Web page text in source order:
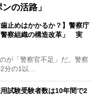
の活路」
歯止めはかかるか？】警察庁
察組織の構造改革」 実
が「警察官不足」だ。警察
分の1以…
試験受験者数は10年間で2